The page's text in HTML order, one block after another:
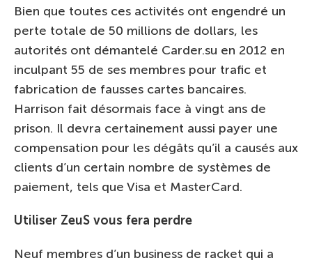
Bien que toutes ces activités ont engendré un
perte totale de 50 millions de dollars, les
autorités ont démantelé Carder.su en 2012 en
inculpant 55 de ses membres pour trafic et
fabrication de fausses cartes bancaires.
Harrison fait désormais face à vingt ans de
prison. Il devra certainement aussi payer une
compensation pour les dégâts qu’il a causés aux
clients d’un certain nombre de systèmes de
paiement, tels que Visa et MasterCard.
Utiliser ZeuS vous fera perdre
Neuf membres d’un business de racket qui a